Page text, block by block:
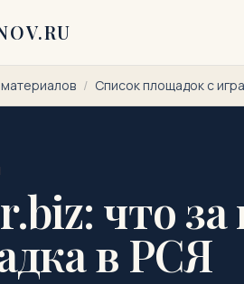
/ Список площадок с
что за
в РСЯ